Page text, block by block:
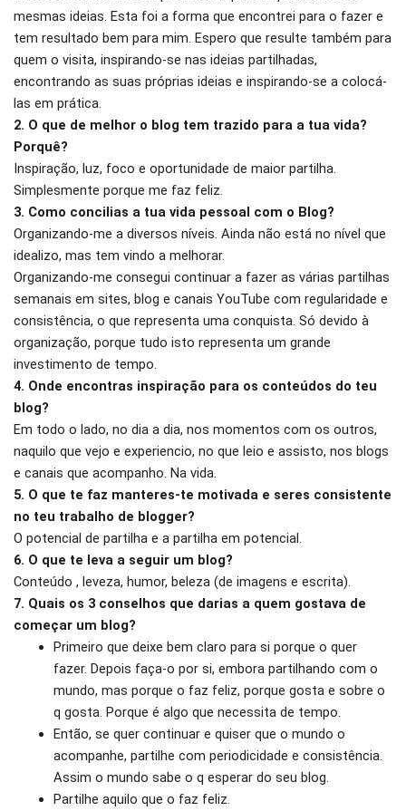
mesmas ideias. Esta foi a forma que encontrei para o fazer e
tem resultado bem para mim. Espero que resulte também para
quem o visita, inspirando-se nas ideias partilhadas,
encontrando as suas próprias ideias e inspirando-se a colocá-
las em prática.
2. O que de melhor o blog tem trazido para a tua vida?
Porquê?
Inspiração, luz, foco e oportunidade de maior partilha.
Simplesmente porque me faz feliz.
3. Como concilias a tua vida pessoal com o Blog?
Organizando-me a diversos níveis. Ainda não está no nível que
idealizo, mas tem vindo a melhorar.
Organizando-me consegui continuar a fazer as várias partilhas
semanais em sites, blog e canais YouTube com regularidade e
consistência, o que representa uma conquista. Só devido à
organização, porque tudo isto representa um grande
investimento de tempo.
4. Onde encontras inspiração para os conteúdos do teu
blog?
Em todo o lado, no dia a dia, nos momentos com os outros,
naquilo que vejo e experiencio, no que leio e assisto, nos blogs
e canais que acompanho. Na vida.
5. O que te faz manteres-te motivada e seres consistente
no teu trabalho de blogger?
O potencial de partilha e a partilha em potencial.
6. O que te leva a seguir um blog?
Conteúdo , leveza, humor, beleza (de imagens e escrita).
7. Quais os 3 conselhos que darias a quem gostava de
começar um blog?
Primeiro que deixe bem claro para si porque o quer
fazer. Depois faça-o por si, embora partilhando com o
mundo, mas porque o faz feliz, porque gosta e sobre o
q gosta. Porque é algo que necessita de tempo.
Então, se quer continuar e quiser que o mundo o
acompanhe, partilhe com periodicidade e consistência.
Assim o mundo sabe o q esperar do seu blog.
Partilhe aquilo que o faz feliz.